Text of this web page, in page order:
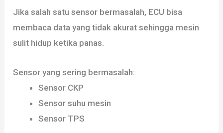
Jika salah satu sensor bermasalah, ECU bisa
membaca data yang tidak akurat sehingga mesin
sulit hidup ketika panas.
Sensor yang sering bermasalah:
Sensor CKP
Sensor suhu mesin
Sensor TPS